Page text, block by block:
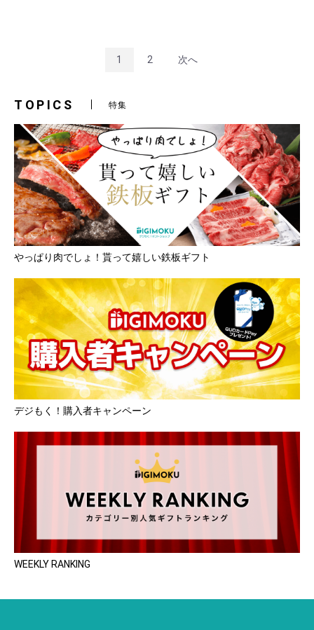
1 2 次へ
TOPICS 特集
やっぱり肉でしょ！貰って嬉しい鉄板ギフト
デジもく！購入者キャンペーン
WEEKLY RANKING